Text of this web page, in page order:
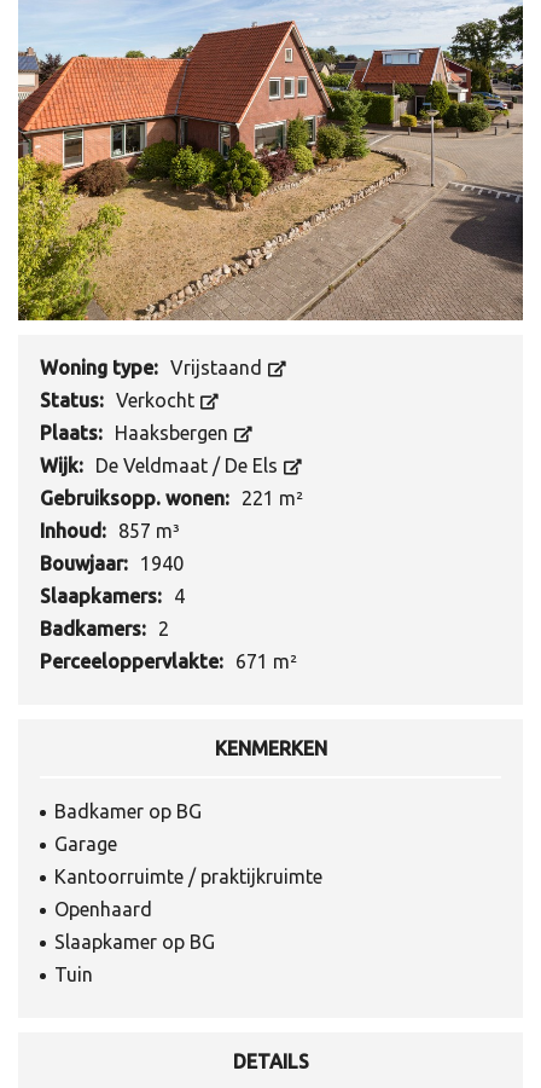
Woning type: Vrijstaand
Status: Verkocht
Plaats:
Haaksbergen
Wijk:
De Veldmaat / De Els
Gebruiksopp. wonen:
221 m²
Inhoud:
857 m³
Bouwjaar:
1940
Slaapkamers:
4
Badkamers:
2
Perceeloppervlakte:
671 m²
KENMERKEN
Badkamer op BG
Garage
Kantoorruimte / praktijkruimte
Openhaard
Slaapkamer op BG
Tuin
DETAILS